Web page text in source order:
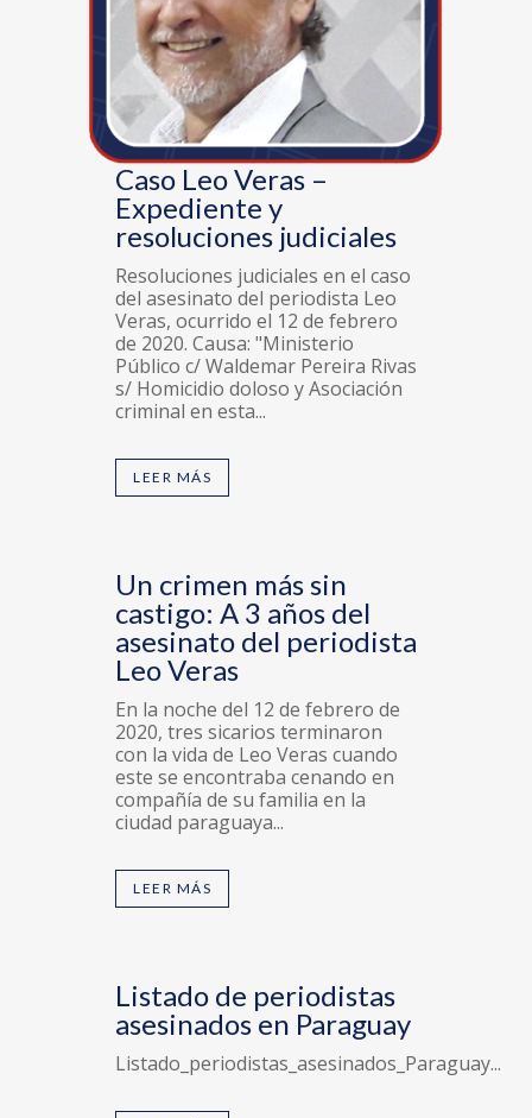
Caso Leo Veras –
Expediente y
resoluciones judiciales
Resoluciones judiciales en el caso
del asesinato del periodista Leo
Veras, ocurrido el 12 de febrero
de 2020. Causa: "Ministerio
Público c/ Waldemar Pereira Rivas
s/ Homicidio doloso y Asociación
criminal en esta...
LEER MÁS
Un crimen más sin
castigo: A 3 años del
asesinato del periodista
Leo Veras
En la noche del 12 de febrero de
2020, tres sicarios terminaron
con la vida de Leo Veras cuando
este se encontraba cenando en
compañía de su familia en la
ciudad paraguaya...
LEER MÁS
Listado de periodistas
asesinados en Paraguay
Listado_periodistas_asesinados_Paraguay...